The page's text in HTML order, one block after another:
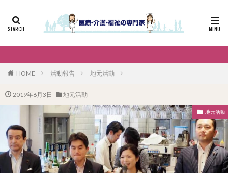
HOME 活動報告 地元活動
2019年6月3日 地元活動
地元活動